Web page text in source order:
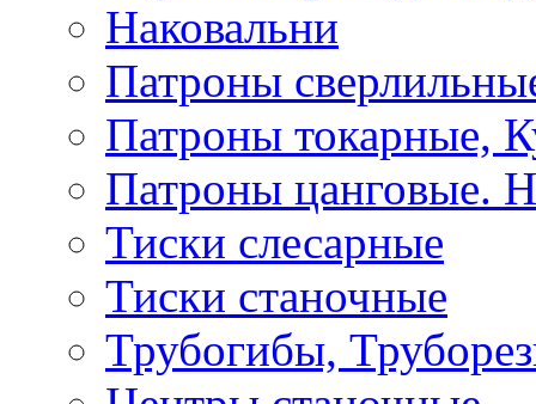
Наковальни
Патроны
Патроны токарные,
Патроны цанговые.
Тиски слесарные
Тиски станочные
Трубогибы,